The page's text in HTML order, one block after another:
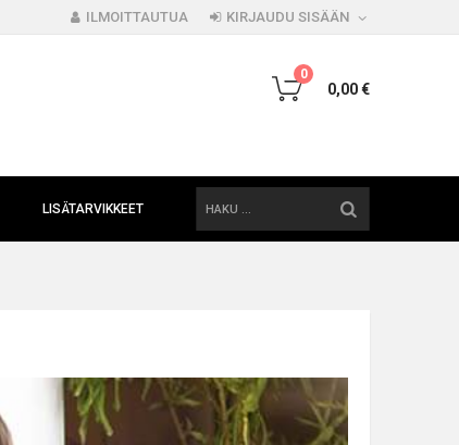
ILMOITTAUTUA KIRJAUDU SISÄÄN
0
0,00 €
LISÄTARVIKKEET